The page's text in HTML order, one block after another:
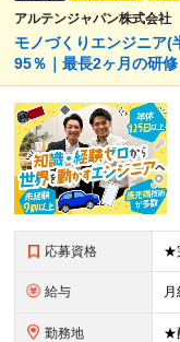
アルテンジャパン株式会社
モノづくりエンジニア(
95％｜最長2ヶ月の研
応募資格
給与
勤務地